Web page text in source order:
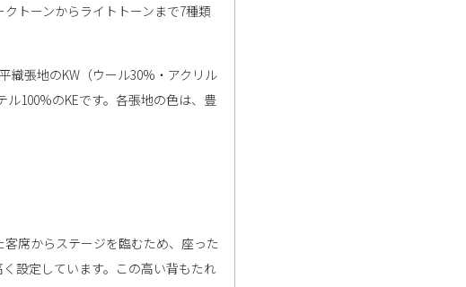
トーンからライトトーンまで7種類
織張地のKW（ウール30%・アクリル
100%のKEです。各張地の色は、豊
席からステージを臨むため、座った
設定しています。この高い背もたれ